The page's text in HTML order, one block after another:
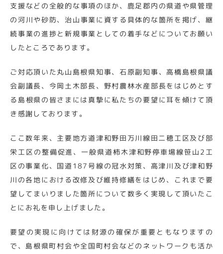
支援などの全般的な事項のほか、鹿足郡内の県道や県管理
の河川や砂防、治山事業に資する具体的な箇所を掲げ、継
続事業の進捗と新規事業としての着手などについてお願い
したところであります。
ご対応頂いた丸山島根県知事、石原副知事、高橋島根県議
会副議長、今岡土木部長、野村農林水産部長をはじめとす
る島根県の皆さまには真摯に私たちの要望に耳を傾けて頂
き感謝しております。
ここ数年来、主要地方道津和野田万川線田二穂工区及び部
栄工区の整備促進、一般県道柿木津和野停車場線笹山2工
区の事業化、国道187号線の冠水対策、高津川及び津和野
川の各地における改修及び維持修繕をはじめ、これまで要
望してまいりました箇所について数多く実現して頂いたこ
とにお礼を申し上げました。
要望の実現に向けては財源の確保が重要ともなりますの
で、島根県町村会や全国町村会などのネットワークも活か